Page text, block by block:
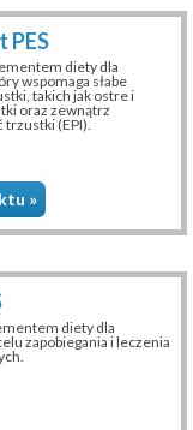
PES
diety dla
wspomaga słabe
takich jak ostre i
oraz zewnątrz
(EPI).
»
diety dla
zapobiegania i leczenia